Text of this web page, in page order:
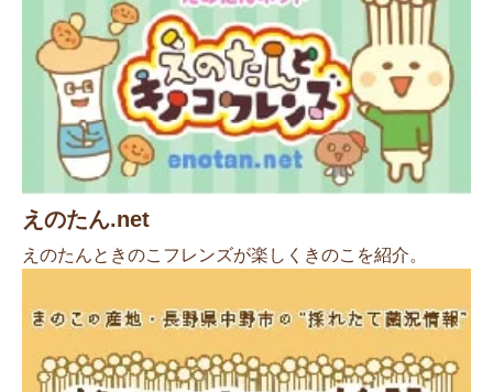
えのたん.net
えのたんときのこフレンズが楽しくきのこを紹介。